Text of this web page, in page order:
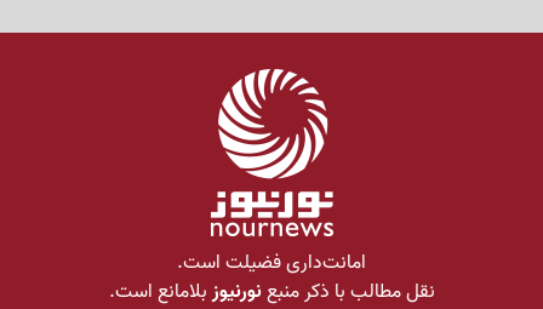
امانت‌داری فضیلت است.
نقل مطالب با ذکر منبعنورنیوزبلامانع است.